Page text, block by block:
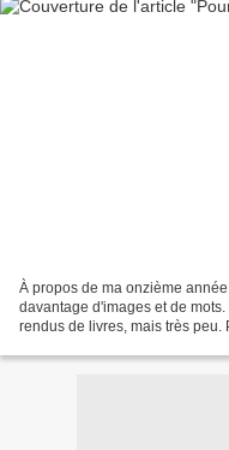
À propos de ma onzième
davantage d'images et de
rendus de livres, mais très peu.